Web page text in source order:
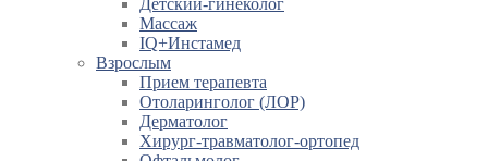
Детский-гинеколог
Массаж
IQ+Инстамед
Взрослым
Прием терапевта
Отоларинголог (ЛОР)
Дерматолог
Хирург-травматолог-ортопед